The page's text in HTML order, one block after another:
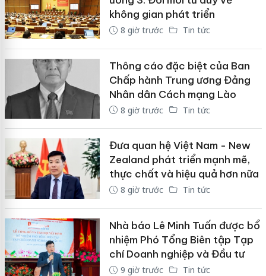
không gian phát triển
8 giờ trước Tin tức
Thông cáo đặc biệt của Ban
Chấp hành Trung ương Đảng
Nhân dân Cách mạng Lào
8 giờ trước Tin tức
Đưa quan hệ Việt Nam - New
Zealand phát triển mạnh mẽ,
thực chất và hiệu quả hơn nữa
8 giờ trước Tin tức
Nhà báo Lê Minh Tuấn được bổ
nhiệm Phó Tổng Biên tập Tạp
chí Doanh nghiệp và Đầu tư
9 giờ trước Tin tức